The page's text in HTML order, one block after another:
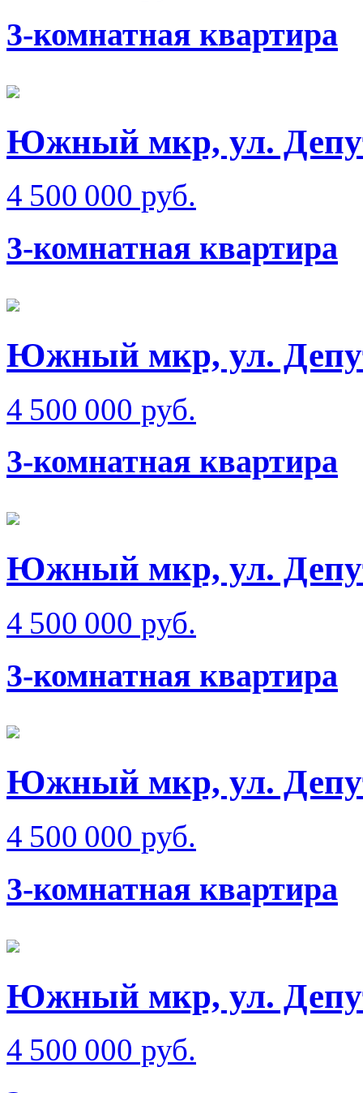
3-комнатная квартира
Южный мкр, ул.
4 500 000 руб.
3-комнатная квартира
Южный мкр, ул.
4 500 000 руб.
3-комнатная квартира
Южный мкр, ул.
4 500 000 руб.
3-комнатная квартира
Южный мкр, ул.
4 500 000 руб.
3-комнатная квартира
Южный мкр, ул.
4 500 000 руб.